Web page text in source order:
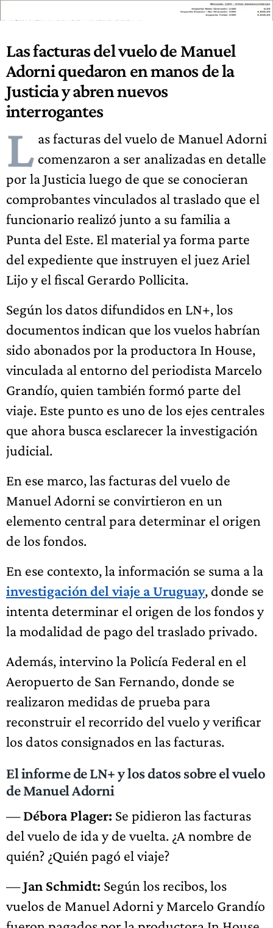
Las facturas del vuelo de Manuel
Adorni quedaron en manos de la
Justicia y abren nuevos
interrogantes
L as facturas del vuelo de Manuel Adorni
comenzaron a ser analizadas en detalle
por la Justicia luego de que se conocieran
comprobantes vinculados al traslado que el
funcionario realizó junto a su familia a
Punta del Este. El material ya forma parte
del expediente que instruyen el juez Ariel
Lijo y el fiscal Gerardo Pollicita.
Según los datos difundidos en LN+, los
documentos indican que los vuelos habrían
sido abonados por la productora In House,
vinculada al entorno del periodista Marcelo
Grandío, quien también formó parte del
viaje. Este punto es uno de los ejes centrales
que ahora busca esclarecer la investigación
judicial.
En ese marco, las facturas del vuelo de
Manuel Adorni se convirtieron en un
elemento central para determinar el origen
de los fondos.
En ese contexto, la información se suma a la
investigación del viaje a Uruguay, donde se
intenta determinar el origen de los fondos y
la modalidad de pago del traslado privado.
Además, intervino la Policía Federal en el
Aeropuerto de San Fernando, donde se
realizaron medidas de prueba para
reconstruir el recorrido del vuelo y verificar
los datos consignados en las facturas.
El informe de LN+ y los datos sobre el vuelo
de Manuel Adorni
—Débora Plager: Se pidieron las facturas
del vuelo de ida y de vuelta. ¿A nombre de
quién? ¿Quién pagó el viaje?
—Jan Schmidt: Según los recibos, los
vuelos de Manuel Adorni y Marcelo Grandío